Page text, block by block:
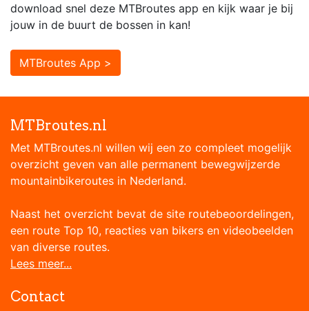
download snel deze MTBroutes app en kijk waar je bij
jouw in de buurt de bossen in kan!
MTBroutes App >
MTBroutes.nl
Met MTBroutes.nl willen wij een zo compleet mogelijk
overzicht geven van alle permanent bewegwijzerde
mountainbikeroutes in Nederland.
Naast het overzicht bevat de site routebeoordelingen,
een route Top 10, reacties van bikers en videobeelden
van diverse routes.
Lees meer...
Contact